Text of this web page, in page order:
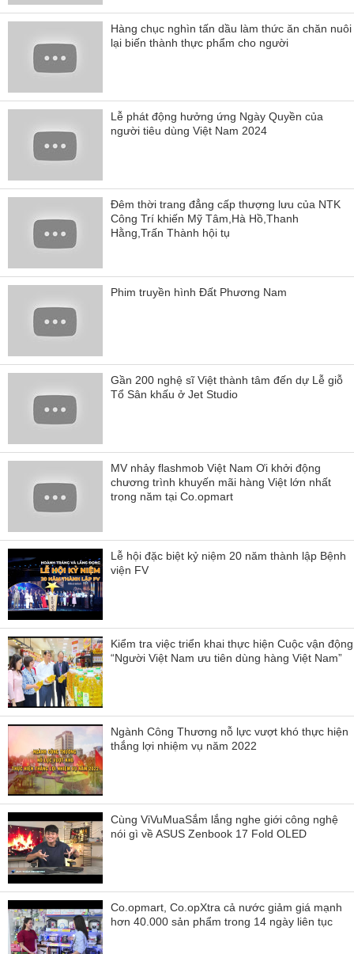
Hàng chục nghìn tấn dầu làm thức ăn chăn nuôi
lại biến thành thực phẩm cho người
Lễ phát động hưởng ứng Ngày Quyền của
người tiêu dùng Việt Nam 2024
Đêm thời trang đẳng cấp thượng lưu của NTK
Công Trí khiến Mỹ Tâm,Hà Hồ,Thanh
Hằng,Trấn Thành hội tụ
Phim truyền hình Đất Phương Nam
Gần 200 nghệ sĩ Việt thành tâm đến dự Lễ giỗ
Tổ Sân khấu ở Jet Studio
MV nhảy flashmob Việt Nam Ơi khởi động
chương trình khuyến mãi hàng Việt lớn nhất
trong năm tại Co.opmart
Lễ hội đặc biệt kỷ niệm 20 năm thành lập Bệnh
viện FV
Kiểm tra việc triển khai thực hiện Cuộc vận động
“Người Việt Nam ưu tiên dùng hàng Việt Nam”
Ngành Công Thương nỗ lực vượt khó thực hiện
thắng lợi nhiệm vụ năm 2022
Cùng ViVuMuaSắm lắng nghe giới công nghệ
nói gì về ASUS Zenbook 17 Fold OLED
Co.opmart, Co.opXtra cả nước giảm giá mạnh
hơn 40.000 sản phẩm trong 14 ngày liên tục